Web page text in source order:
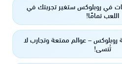
أقوى 10 مابات في روبلوكس ستغير تجربتك في
اللعب تمامًا!
روبلوكس – عوالم ممتعة وتجارب لا
تُنسى!